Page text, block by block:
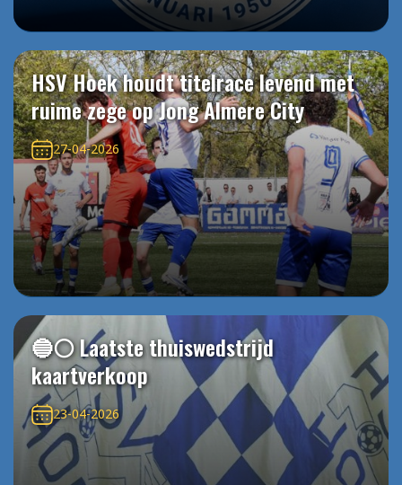
HSV Hoek houdt titelrace levend met
ruime zege op Jong Almere City
27-04-2026
🔵⚪️ Laatste thuiswedstrijd
kaartverkoop
23-04-2026